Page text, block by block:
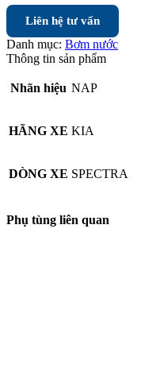
Liên hệ tư vấn
Danh mục: Bơm nước
Thông tin sản phẩm
Nhãn hiệu NAP
HÃNG XE KIA
DÒNG XE SPECTRA
Phụ tùng liên quan